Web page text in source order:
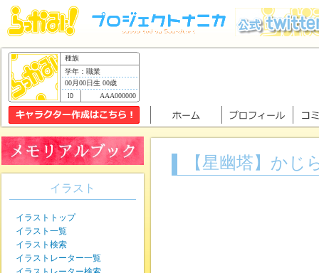
種族
学年：職業
00月00日生 00歳
AAA000000
【星幽塔】かじ
イラスト
イラストトップ
イラスト一覧
イラスト検索
イラストレーター一覧